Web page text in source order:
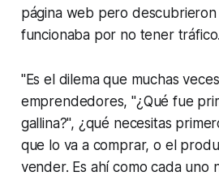
página web pero
funcionaba por no tener tráfico.
"Es el dilema que muchas
emprendedores, "¿Qué fue
gallina?", ¿qué necesitas
que lo va a comprar, o el
vender. Es ahí como cada uno